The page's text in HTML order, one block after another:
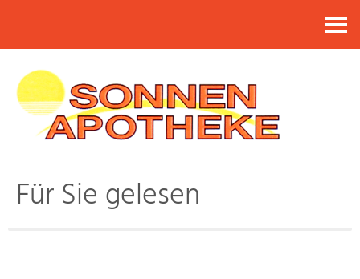
Für Sie gelesen